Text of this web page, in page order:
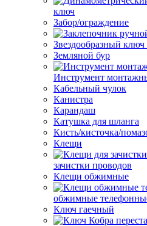
ключ
Забор/ограждение
Звездообразный ключ
Земляной бур
Инструмент
Кабельный чулок
Канистра
Карандаш
Катушка для шланга
Кисть/кисточка/
Клещи
зачистки проводов
Клещи обжимные
обжимные
Ключ гаечный